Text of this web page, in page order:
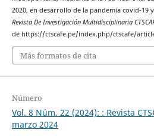
2020, en desarrollo de la pandemia covid-19
Revista De Investigación Multidisciplinaria
de https://ctscafe.pe/index.php/ctscafe/
Más formatos de cita
Número
Vol. 8 Núm. 22 (2024): : Revista
marzo 2024